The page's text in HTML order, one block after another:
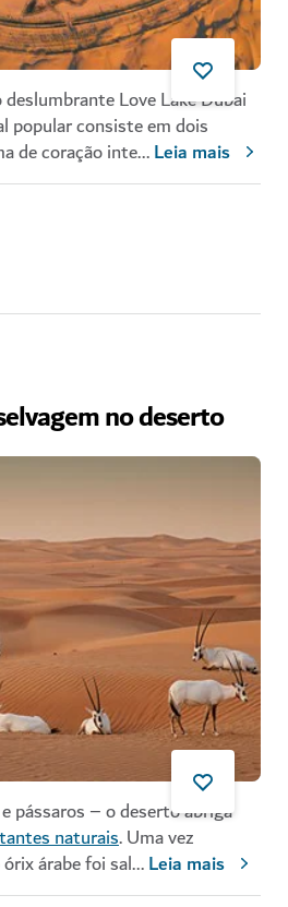
Love Lake Dubai
popular consiste em dois
de coração inte...Leia mais
no deserto
pássaros – o deserto abriga
naturais. Uma vez
árabe foi sal...Leia mais